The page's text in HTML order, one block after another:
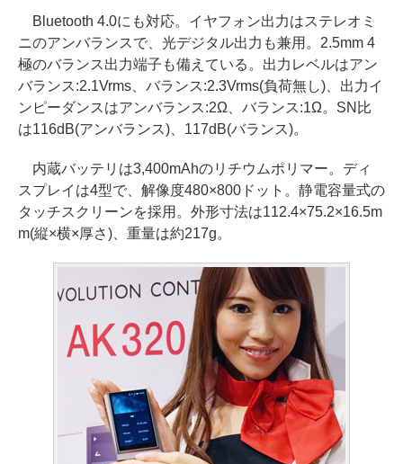
Bluetooth 4.0にも対応。イヤフォン出力はステレオミ
ニのアンバランスで、光デジタル出力も兼用。2.5mm 4
極のバランス出力端子も備えている。出力レベルはアン
バランス:2.1Vrms、バランス:2.3Vrms(負荷無し)、出力イ
ンピーダンスはアンバランス:2Ω、バランス:1Ω。SN比
は116dB(アンバランス)、117dB(バランス)。
内蔵バッテリは3,400mAhのリチウムポリマー。ディ
スプレイは4型で、解像度480×800ドット。静電容量式の
タッチスクリーンを採用。外形寸法は112.4×75.2×16.5m
m(縦×横×厚さ)、重量は約217g。